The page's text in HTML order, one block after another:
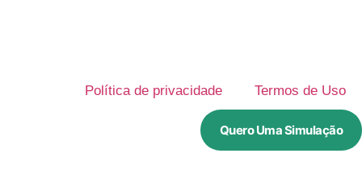
Política de privacidade Termos de Uso
Quero Uma Simulação